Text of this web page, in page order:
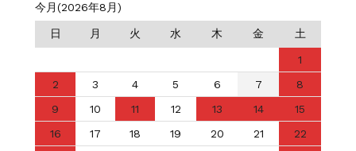
今月(2026年8月)
日 月 火 水 木 金 土
1
2
3 4 5 6 7
8
9
10 11 12 13 14
15
16
17 18 19 20 21
22